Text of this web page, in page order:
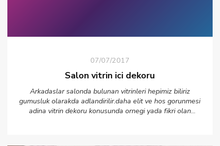
07/07/2017
Salon vitrin ici dekoru
Arkadaslar salonda bulunan vitrinleri hepimiz biliriz
gumusluk olarakda adlandirilir.daha elit ve hos gorunmesi
adina vitrin dekoru konusunda ornegi yada fikri olan